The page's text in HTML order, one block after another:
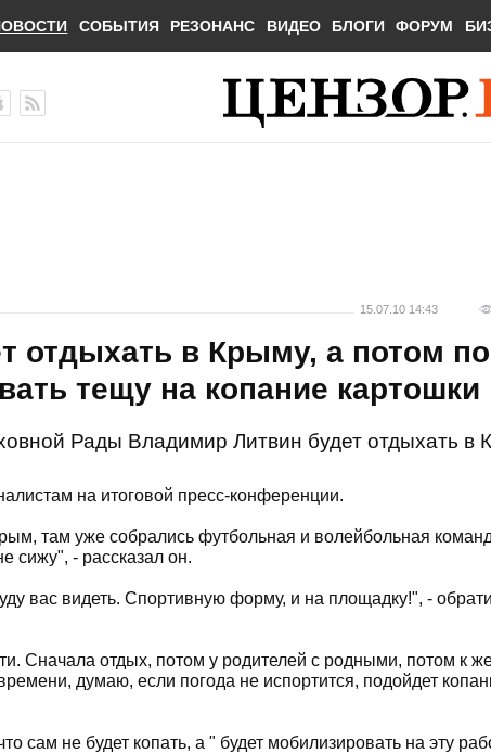
СОБЫТИЯ РЕЗОНАНС ВИДЕО БЛОГИ ФОРУМ
15.07.10 14:43
отдыхать в Крыму, а потом
тещу на копание картошки
Рады Владимир Литвин будет отдыхать в
на итоговой пресс-конференции.
там уже собрались футбольная и волейбольная
сижу", - рассказал он.
вас видеть. Спортивную форму, и на площадку!", -
Сначала отдых, потом у родителей с родными, потом к
думаю, если погода не испортится, подойдет
сам не будет копать, а " будет мобилизировать на эту